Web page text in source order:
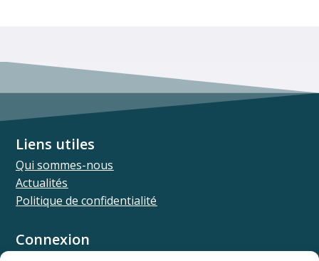
Connexion
Univ.theia
Liens utiles
Qui sommes-nous
Actualités
Politique de confidentialité